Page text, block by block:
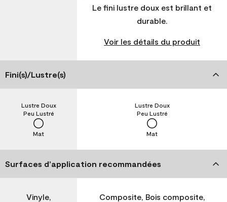
Le fini lustre doux est brillant et
durable.
Voir les détails du produit
Fini(s)/Lustre(s)
Mat
Peu Lustré
Lustre Doux
Mat
Peu Lustré
Lustre Doux
Surfaces d’application recommandées
Vinyle,
Composite, Bois composite,